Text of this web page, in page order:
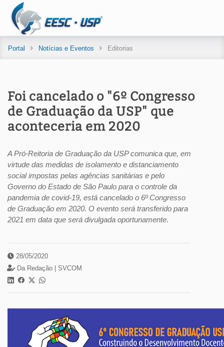
Portal Notícias e Eventos Editorias
Foi cancelado o "6º Congresso
de Graduação da USP" que
aconteceria em 2020
A Pró-Reitoria de Graduação da USP comunica que, em
virtude das medidas de isolamento e distanciamento
social impostas pelas agências sanitárias e pelo
Governo do Estado de São Paulo para o controle da
pandemia de covid-19, está cancelado o 6º Congresso
de Graduação em 2020. O evento será transferido para
2021 em data que será divulgada oportunamente.
28/05/2020
Da Redação | SVCOM